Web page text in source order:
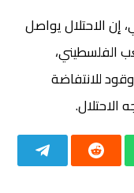
إن الاحتلال يواصل
الفلسطيني،
للانتفاضة